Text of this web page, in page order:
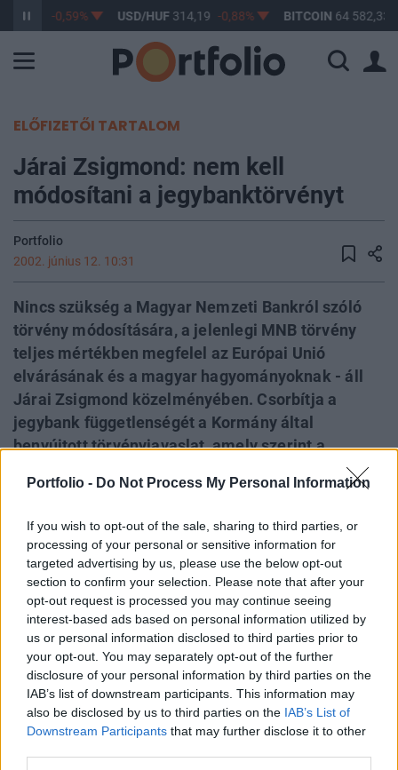
Portfolio - Do Not Process My Personal Information
If you wish to opt-out of the sale, sharing to third parties, or
processing of your personal or sensitive information for
targeted advertising by us, please use the below opt-out
section to confirm your selection. Please note that after your
opt-out request is processed you may continue seeing
interest-based ads based on personal information utilized by
us or personal information disclosed to third parties prior to
your opt-out. You may separately opt-out of the further
disclosure of your personal information by third parties on the
IAB’s list of downstream participants. This information may
also be disclosed by us to third parties on the IAB’s List of
Downstream Participants that may further disclose it to other
363,27 -0,59% USD/HUF314,19 -0,88% BITCOIN 64 582,33
ELŐFIZETŐI TARTALOM
Járai Zsigmond: nem kell
módosítani a jegybanktörvényt
Portfolio
2002. június 12. 10:31
Nincs szükség a Magyar Nemzeti Bankról szóló
törvény módosítására, a jelenlegi MNB törvény
teljes mértékben megfelel az Európai Unió
elvárásának és a magyar hagyományoknak - áll
Járai Zsigmond közelményében. Csorbítja a
jegybank függetlenségét a Kormány által
benyújtott törvényjavaslat, amely szerint a
pénzügyminiszter két kinevezettjéből felügyelő
Bankban. Az Európai Unió országaiban nem
működik politikai pártok képviselőiből álló
testület a független jegybankokban.
A Magyar Nemzeti Bank jogszerű működését és
gazdálkodását a belső ellenőrzés, a pénzügyminiszter által
választott független könyvvizsgáló (jelenleg az Ernst &
Young Kft.) és az Állami Számvevőszék ellenőrzi. Ezek
mellett negyedik ellenőrző szervezetként egy felügyelő
bizottság létrehozása felesleges és többletköltségeket